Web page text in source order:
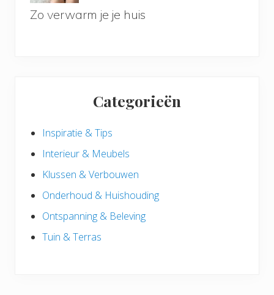
Zo verwarm je je huis
Categorieën
Inspiratie & Tips
Interieur & Meubels
Klussen & Verbouwen
Onderhoud & Huishouding
Ontspanning & Beleving
Tuin & Terras